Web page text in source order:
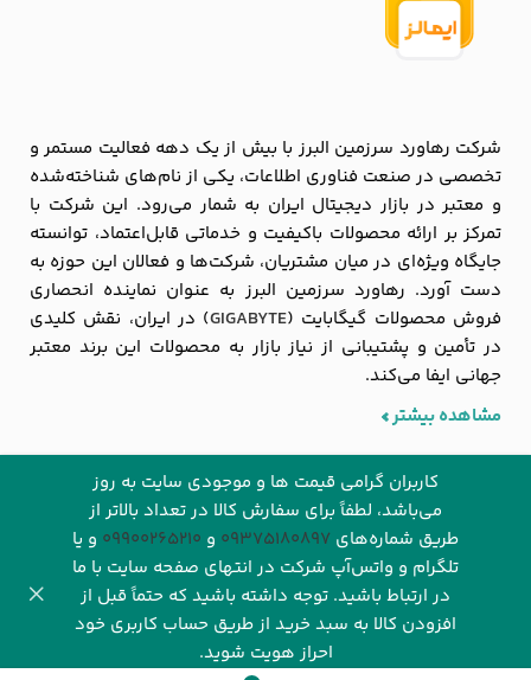
کاربران گرامی قیمت ها و موجودی سایت به روز
می‌باشد، لطفاً برای سفارش کالا در تعداد بالاتر از
طریق شماره‌های‌ 09375180897 و 09900265210 و یا
تلگرام و واتس‌آپ شرکت در انتهای صفحه سایت با ما
در ارتباط باشید. توجه داشته باشید که حتماً قبل از
افزودن کالا به سبد خرید از طریق حساب کاربری خود
احراز هویت شوید.
شرکت رهاورد سرزمین البرز با بیش از یک دهه فعالیت مستمر و
تخصصی در صنعت فناوری اطلاعات، یکی از نام‌های شناخته‌شده
و معتبر در بازار دیجیتال ایران به شمار می‌رود. این شرکت با
تمرکز بر ارائه محصولات باکیفیت و خدماتی قابل‌اعتماد، توانسته
جایگاه ویژه‌ای در میان مشتریان، شرکت‌ها و فعالان این حوزه به
دست آورد. رهاورد سرزمین البرز به عنوان نماینده انحصاری
فروش محصولات گیگابایت (GIGABYTE) در ایران، نقش کلیدی
در تأمین و پشتیبانی از نیاز بازار به محصولات این برند معتبر
جهانی ایفا می‌کند.
مشاهده بیشتر
© ۱۴۰۵ تمام حقوق این وب سایت برای شرکت رهاورد‌ سرزمین البرز
(فروشگاه اینترنتیرهاوردتک) محفوظ می باشد.